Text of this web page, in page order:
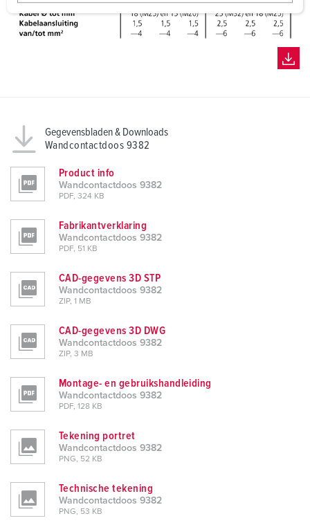
a
h
Gegevensbladen & Downloads
Wandcontactdoos 9382
Product info
Wandcontactdoos 9382
PDF, 324 KB
Fabrikantverklaring
Wandcontactdoos 9382
PDF, 51 KB
CAD-gegevens 3D STP
Wandcontactdoos 9382
ZIP, 1 MB
CAD-gegevens 3D DWG
Wandcontactdoos 9382
ZIP, 3 MB
Montage- en gebruikshandleiding
Wandcontactdoos 9382
PDF, 128 KB
Tekening portret
Wandcontactdoos 9382
PNG, 52 KB
Technische tekening
Wandcontactdoos 9382
PNG, 53 KB